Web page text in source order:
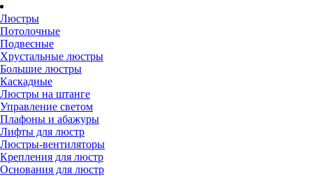
Люстры
Потолочные
Подвесные
Хрустальные люстры
Большие люстры
Каскадные
Люстры на штанге
Управление светом
Плафоны и абажуры
Лифты для люстр
Люстры-вентиляторы
Крепления для люстр
Основания для люстр